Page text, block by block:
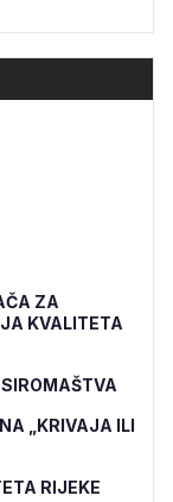
ZA
KVALITETA
„KRIVAJA ILI
RIJEKE